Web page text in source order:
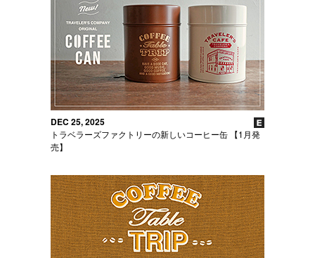
DEC 25, 2025
トラベラーズファクトリーの新しいコーヒー缶 【1月発
売】